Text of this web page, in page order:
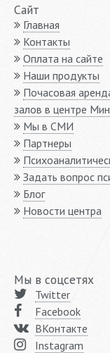
Сайт
Главная
Контакты
Оплата на сайте
Наши продукты
Почасовая
залов в центре
Мы в СМИ
Партнеры
Задать вопрос
Блог
Новости центра
Мы в соцсетях
Twitter
Facebook
ВКонтакте
Instagram